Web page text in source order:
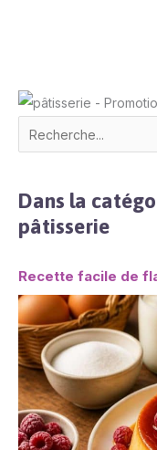
Dans la
pâtisserie
Recette facile de